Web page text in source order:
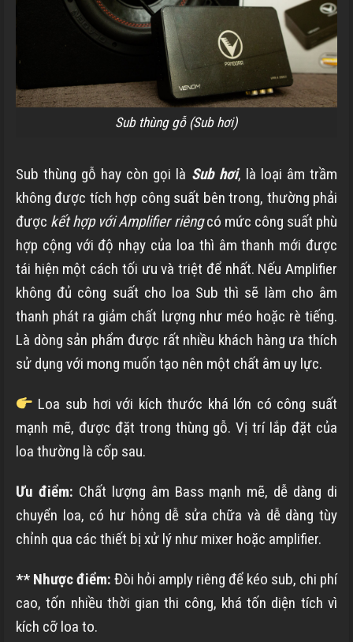
Sub thùng gỗ (Sub hơi)
Sub thùng gỗ hay còn gọi là Sub hơi, là loại âm trầm
không được tích hợp công suất bên trong, thường phải
được kết hợp với Amplifier riêngcó mức công suất phù
hợp cộng với độ nhạy của loa thì âm thanh mới được
tái hiện một cách tối ưu và triệt để nhất. Nếu Amplifier
không đủ công suất cho loa Sub thì sẽ làm cho âm
thanh phát ra giảm chất lượng như méo hoặc rè tiếng.
Là dòng sản phẩm được rất nhiều khách hàng ưa thích
sử dụng với mong muốn tạo nên một chất âm uy lực.
Loa sub hơi với kích thước khá lớn có công suất
mạnh mẽ, được đặt trong thùng gỗ. Vị trí lắp đặt của
loa thường là cốp sau.
Ưu điểm: Chất lượng âm Bass mạnh mẽ, dễ dàng di
chuyển loa, có hư hỏng dễ sửa chữa và dễ dàng tùy
chỉnh qua các thiết bị xử lý như mixer hoặc amplifier.
** Nhược điểm: Đòi hỏi amply riêng để kéo sub, chi phí
cao, tốn nhiều thời gian thi công, khá tốn diện tích vì
kích cỡ loa to.